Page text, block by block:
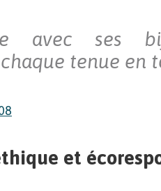
avec ses
tenue en
et